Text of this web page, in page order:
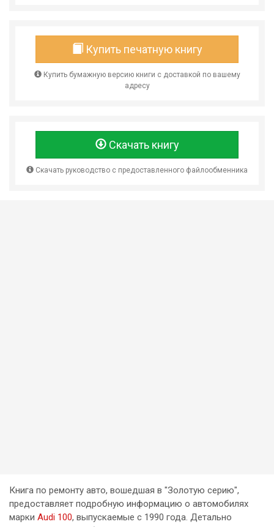
Купить печатную книгу
Купить бумажную версию книги с доставкой по вашему
адресу
Скачать книгу
Скачать руководство с предоставленного файлообменника
Книга по ремонту авто, вошедшая в "Золотую серию",
предоставляет подробную информацию о автомобилях
марки Audi 100, выпускаемые с 1990 года. Детально